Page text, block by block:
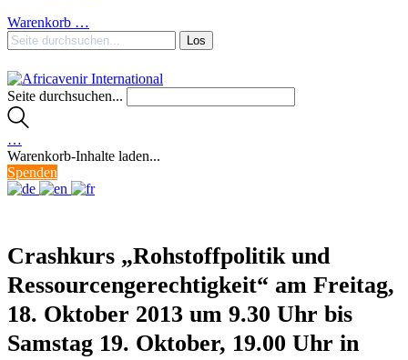
Warenkorb …
Seite durchsuchen...
…
Warenkorb-Inhalte laden...
Spenden
Crashkurs „Rohstoffpolitik und
Ressourcengerechtigkeit“ am Freitag,
18. Oktober 2013 um 9.30 Uhr bis
Samstag 19. Oktober, 19.00 Uhr in